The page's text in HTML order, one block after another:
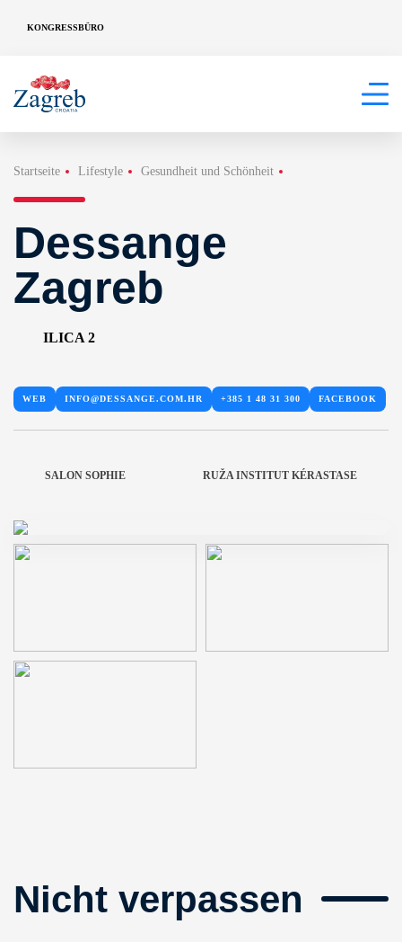
KONGRESSBÜRO
Startseite Lifestyle Gesundheit und Schönheit
Dessange
Zagreb
ILICA 2
WEB INFO@DESSANGE.COM.HR +385 1 48 31 300 FACEBOOK
SALON SOPHIE RUŽA INSTITUT KÉRASTASE
Nicht verpassen